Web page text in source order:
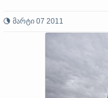
მარტი 07 2011